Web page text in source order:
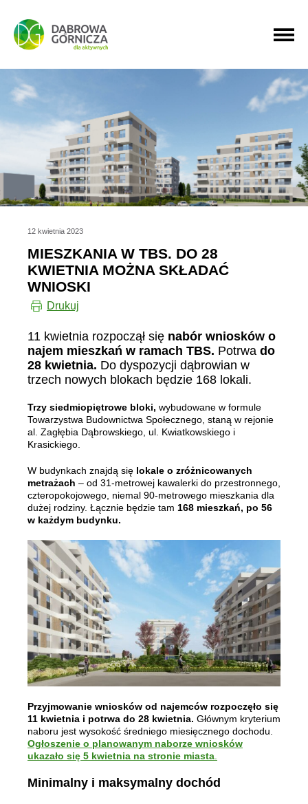
PRZEJDŹ DO MENU GŁÓWNEGO
PRZEJDŹ DO WYSZUKIWARKI
PRZEJDŹ DO TREŚCI
12 kwietnia 2023
MIESZKANIA W TBS. DO 28
KWIETNIA MOŻNA SKŁADAĆ
WNIOSKI
Drukuj
11 kwietnia rozpoczął się nabór wniosków o
najem mieszkań w ramach TBS. Potrwa do
28 kwietnia. Do dyspozycji dąbrowian w
trzech nowych blokach będzie 168 lokali.
Trzy siedmiopiętrowe bloki, wybudowane w formule
Towarzystwa Budownictwa Społecznego, staną w rejonie
al. Zagłębia Dąbrowskiego, ul. Kwiatkowskiego i
Krasickiego.
W budynkach znajdą się lokale o zróżnicowanych
metrażach – od 31-metrowej kawalerki do przestronnego,
czteropokojowego, niemal 90-metrowego mieszkania dla
dużej rodziny. Łącznie będzie tam 168 mieszkań, po 56
w każdym budynku.
Przyjmowanie wniosków od najemców rozpoczęło się
11 kwietnia i potrwa do 28 kwietnia. Głównym kryterium
naboru jest wysokość średniego miesięcznego dochodu.
Ogłoszenie o planowanym naborze wniosków
ukazało się 5 kwietnia na stronie miasta.
Minimalny i maksymalny dochód